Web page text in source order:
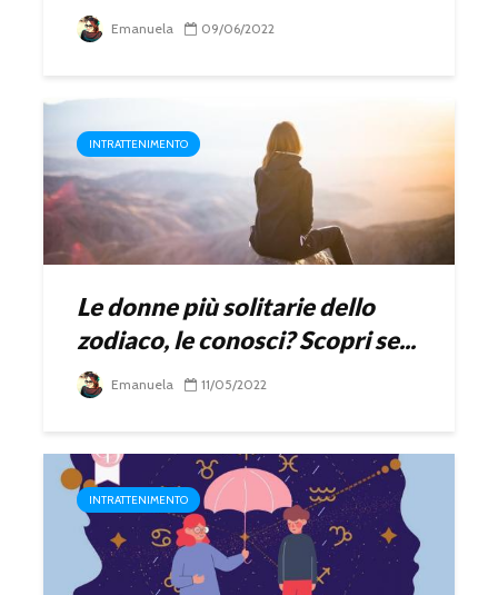
Emanuela 09/06/2022
INTRATTENIMENTO
Le donne più solitarie dello
zodiaco, le conosci? Scopri se...
Emanuela 11/05/2022
INTRATTENIMENTO